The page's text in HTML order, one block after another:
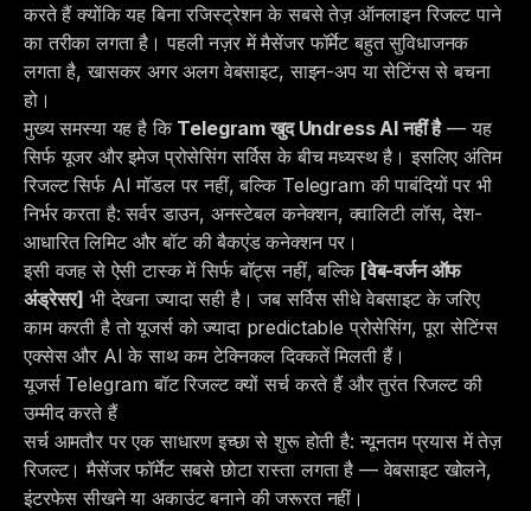
करते हैं क्योंकि यह बिना रजिस्ट्रेशन के सबसे तेज़ ऑनलाइन रिजल्ट पाने
का तरीका लगता है। पहली नज़र में मैसेंजर फॉर्मेट बहुत सुविधाजनक
लगता है, खासकर अगर अलग वेबसाइट, साइन-अप या सेटिंग्स से बचना
हो।
मुख्य समस्या यह है कि Telegram खुद Undress AI नहीं है— यह
सिर्फ यूजर और इमेज प्रोसेसिंग सर्विस के बीच मध्यस्थ है। इसलिए अंतिम
रिजल्ट सिर्फ AI मॉडल पर नहीं, बल्कि Telegram की पाबंदियों पर भी
निर्भर करता है: सर्वर डाउन, अनस्टेबल कनेक्शन, क्वालिटी लॉस, देश-
आधारित लिमिट और बॉट की बैकएंड कनेक्शन पर।
इसी वजह से ऐसी टास्क में सिर्फ बॉट्स नहीं, बल्कि [वेब-वर्जन ऑफ
अंड्रेसर] भी देखना ज्यादा सही है। जब सर्विस सीधे वेबसाइट के जरिए
काम करती है तो यूजर्स को ज्यादा predictable प्रोसेसिंग, पूरा सेटिंग्स
एक्सेस और AI के साथ कम टेक्निकल दिक्कतें मिलती हैं।
यूजर्स Telegram बॉट रिजल्ट क्यों सर्च करते हैं और तुरंत रिजल्ट की
उम्मीद करते हैं
सर्च आमतौर पर एक साधारण इच्छा से शुरू होती है: न्यूनतम प्रयास में तेज़
रिजल्ट। मैसेंजर फॉर्मेट सबसे छोटा रास्ता लगता है — वेबसाइट खोलने,
इंटरफेस सीखने या अकाउंट बनाने की जरूरत नहीं।